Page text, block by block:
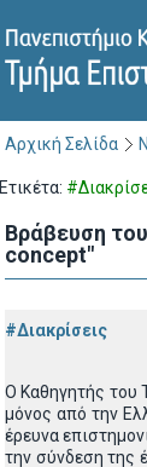
Αρχική Σελίδα
Ετικέτα:
Βράβευση
concept"
#Διακρίσεις
Ο Καθηγητής του
μόνος από την
έρευνα
την σύνδεση της